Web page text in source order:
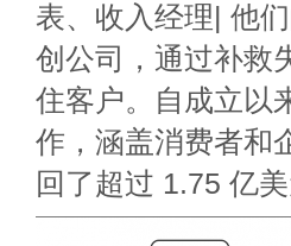
表、收入经理| 他
创公司，通过补救
住客户。自成立以
作，涵盖消费者和
回了超过 1.75 亿美